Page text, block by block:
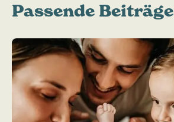
Passende Beiträge